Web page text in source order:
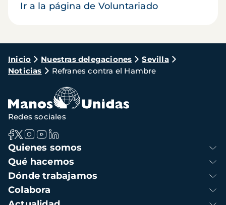
Ir a la página de Voluntariado
Ruta
de
navegación
Inicio Nuestras delegaciones
Sevilla
Noticias
Refranes contra el Hambre
Navegación
principal
Quienes somos
Qué hacemos
Dónde trabajamos
Colabora
Redes sociales